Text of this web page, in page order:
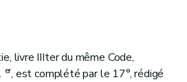
livre IIIter du même Code,
er, est complété par le 17°, rédigé